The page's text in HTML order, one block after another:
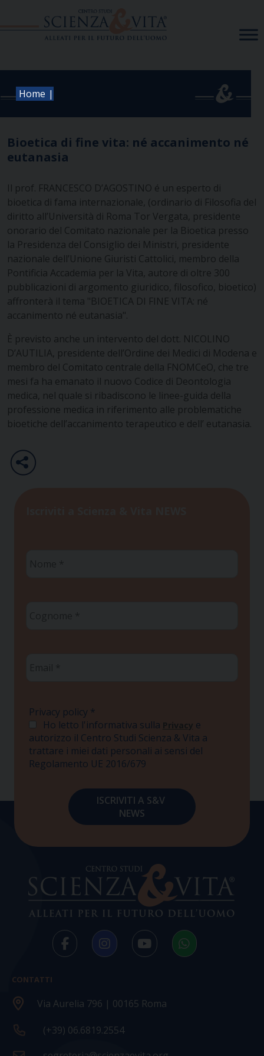
Home |
Bioetica di fine vita: né accanimento né
eutanasia
Il prof. FRANCESCO D’AGOSTINO é un esperto di
bioetica di fama internazionale, (ordinario di Filosofia del
diritto all’Università di Roma Tor Vergata, presidente
onorario del Comitato nazionale per la Bioetica presso
la Presidenza del Consiglio dei Ministri, presidente
nazionale dell’Unione Giuristi Cattolici, membro della
Pontificia Accademia per la Vita, autore di oltre 300
pubblicazioni di argomento giuridico, filosofico, bioetico)
affronterà il tema "BIOETICA DI FINE VITA: né
accanimento né eutanasia".
È previsto anche un intervento del dott. NICOLINO
D’AUTILIA, presidente dell’Ordine dei Medici di Modena e
membro del Comitato centrale della FNOMCeO, che tre
mesi fa ha emanato il nuovo Codice di Deontologia
medica, nel quale si ribadiscono le linee-guida della
professione medica in riferimento alle problematiche
bioetiche dell’accanimento terapeutico e dell’ eutanasia.
Privacy policy *
Ho letto l'informativa sulla Privacy e
autorizzo il Centro Studi Scienza & Vita a
trattare i miei dati personali ai sensi del
Regolamento UE 2016/679
CONTATTI
Via Aurelia 796 | 00165 Roma
(+39) 06.6819.2554